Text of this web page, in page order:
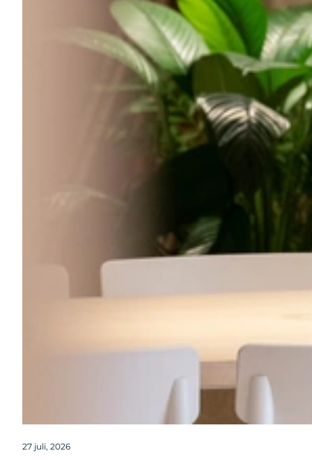
27 juli, 2026